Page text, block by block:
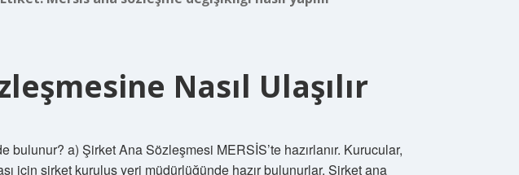
Nasıl Ulaşılır
bulunur? a) Şirket Ana Sözleşmesi MERSİS’te hazırlanır. Kurucular,
için şirket kuruluş yeri müdürlüğünde hazır bulunurlar. Şirket ana